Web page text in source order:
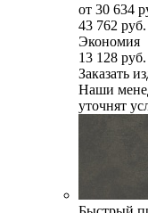
от 30 634
43 762 руб.
Экономия
13 128 руб.
Заказать
Наши
уточнят